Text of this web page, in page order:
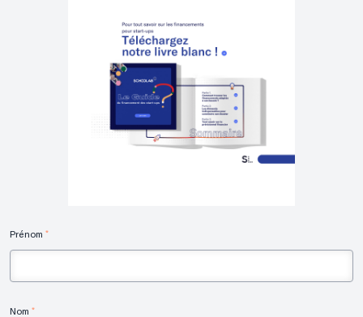
Prénom *
Nom *